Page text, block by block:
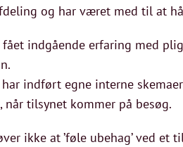
og har været med til at
fået indgående erfaring med
indført egne interne
når tilsynet kommer på besøg.
ikke at ’føle ubehag’ ved